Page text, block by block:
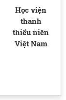
Học viện
thanh
thiếu niên
Việt Nam